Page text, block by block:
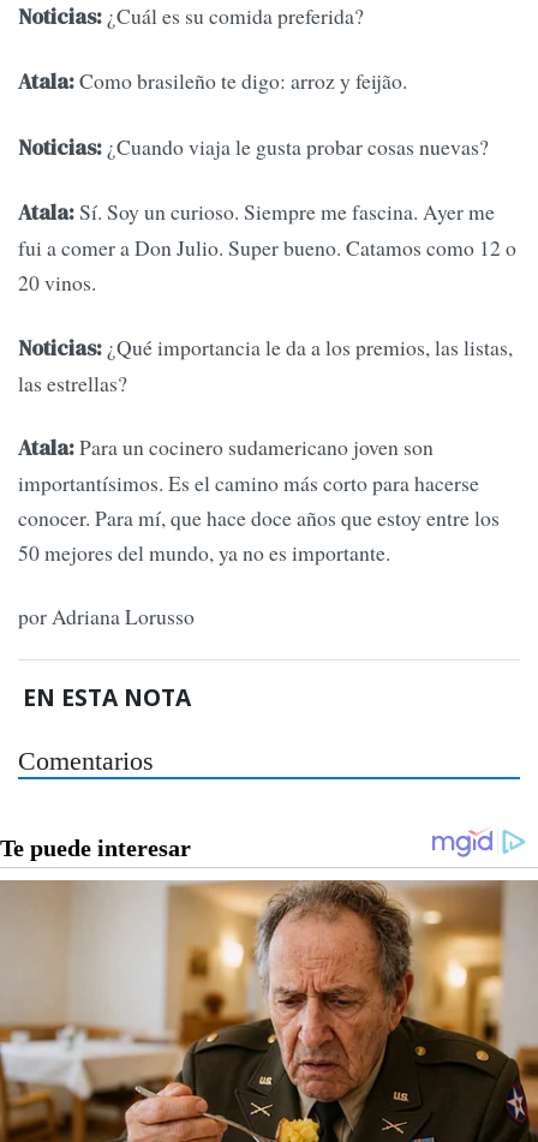
Noticias: ¿Cuál es su comida preferida?
Atala:Como brasileño te digo: arroz y feijão.
Noticias: ¿Cuando viaja le gusta probar cosas nuevas?
Atala:Sí. Soy un curioso. Siempre me fascina. Ayer me
fui a comer a Don Julio. Super bueno. Catamos como 12 o
20 vinos.
Noticias: ¿Qué importancia le da a los premios, las listas,
las estrellas?
Atala:Para un cocinero sudamericano joven son
importantísimos. Es el camino más corto para hacerse
conocer. Para mí, que hace doce años que estoy entre los
50 mejores del mundo, ya no es importante.
por Adriana Lorusso
EN ESTA NOTA
Comentarios